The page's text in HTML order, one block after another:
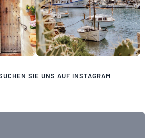
SIE UNS AUF INSTAGRAM